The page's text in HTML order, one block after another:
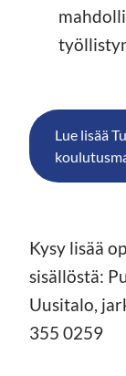
Lue lisää
Kysy lisää
sisällöstä:
Uusitalo,
355 0259